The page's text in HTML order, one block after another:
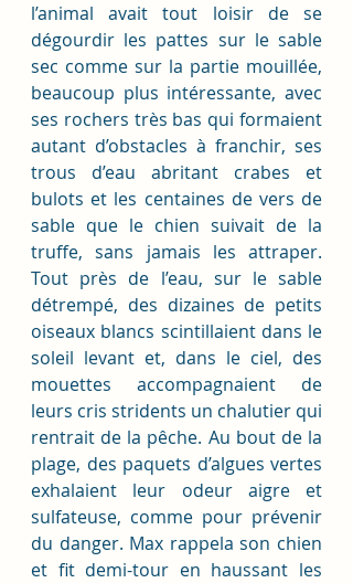
l’animal avait tout loisir de se
dégourdir les pattes sur le sable
sec comme sur la partie mouillée,
beaucoup plus intéressante, avec
ses rochers très bas qui formaient
autant d’obstacles à franchir, ses
trous d’eau abritant crabes et
bulots et les centaines de vers de
sable que le chien suivait de la
truffe, sans jamais les attraper.
Tout près de l’eau, sur le sable
détrempé, des dizaines de petits
oiseaux blancs scintillaient dans le
soleil levant et, dans le ciel, des
mouettes accompagnaient de
leurs cris stridents un chalutier qui
rentrait de la pêche. Au bout de la
plage, des paquets d’algues vertes
exhalaient leur odeur aigre et
sulfateuse, comme pour prévenir
du danger. Max rappela son chien
et fit demi-tour en haussant les